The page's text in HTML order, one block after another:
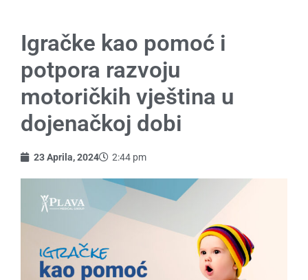
Igračke kao pomoć i
potpora razvoju
motoričkih vještina u
dojenačkoj dobi
23 Aprila, 2024 2:44 pm